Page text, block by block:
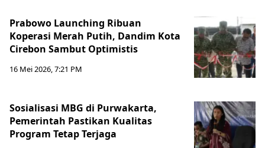
Prabowo Launching Ribuan
Koperasi Merah Putih, Dandim Kota
Cirebon Sambut Optimistis
16 Mei 2026, 7:21 PM
Sosialisasi MBG di Purwakarta,
Pemerintah Pastikan Kualitas
Program Tetap Terjaga